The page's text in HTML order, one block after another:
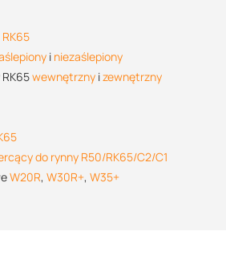
i niezaślepiony
wewnętrzny izewnętrzny
do rynny R50/RK65/C2/C1
W20R, W30R+, W35+